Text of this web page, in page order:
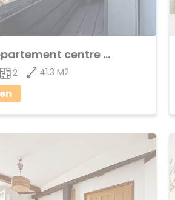
Achat Appartement centre ville
2 41.3 M2